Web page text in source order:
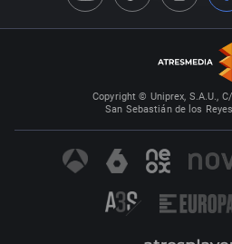
Copyright © Uniprex, S.A.U.,
San Sebastián de los